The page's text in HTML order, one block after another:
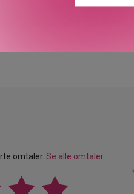
omtaler. Se alle omtaler.